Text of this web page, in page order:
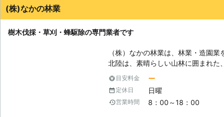
(株)なかの林業
樹木伐採・草刈・蜂駆除の専門業者です
（株）なかの林業は、林業・造園
北陸は、素晴らしい山林に囲まれた
心に対応させて頂いております。
ぎてお困りの方からお庭のお手入れ
きます。 【大規模な森林整備】 森林の整備はもちろんの事、経営管理は当
社にお任せください。山林の整備は
目安料金 ー
定休日 日曜
営業時間 8：00～18：00